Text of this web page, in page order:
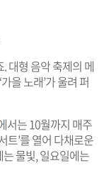
. 대형 음악 축제의 메
을 노래’가 울려 퍼
서는 10월까지 매주
트’를 열어 다채로운
물빛, 일요일에는